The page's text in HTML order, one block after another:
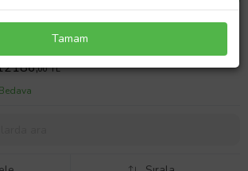
Vinne Doğal Ahşap Yemek Masası
TL
00 TL
Tamam